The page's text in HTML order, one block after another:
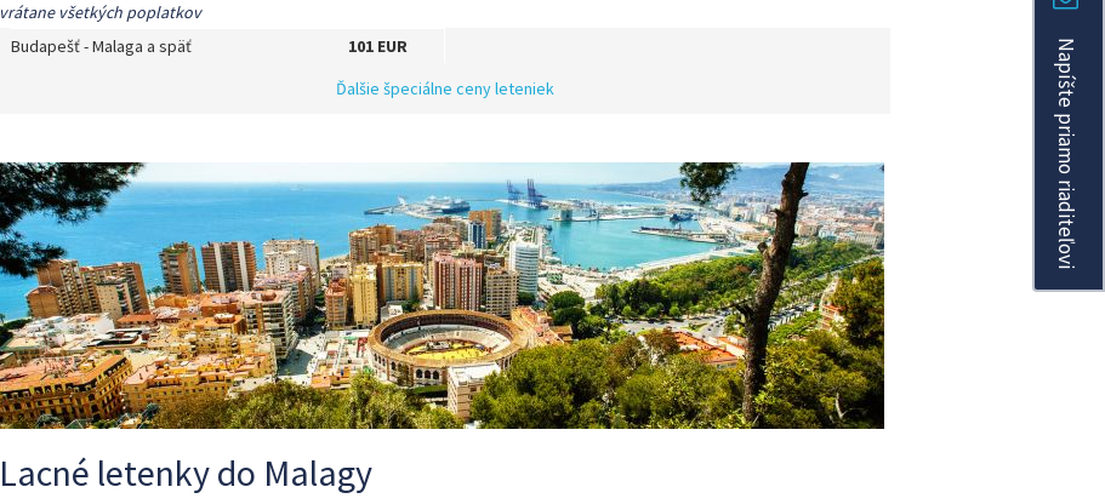
vrátane všetkých poplatkov
Budapešť-Malaga a späť
101 EUR
Ďalšie špeciálne ceny leteniek
Lacné letenky do Malagy
Napíšte priamo riaditeľovi